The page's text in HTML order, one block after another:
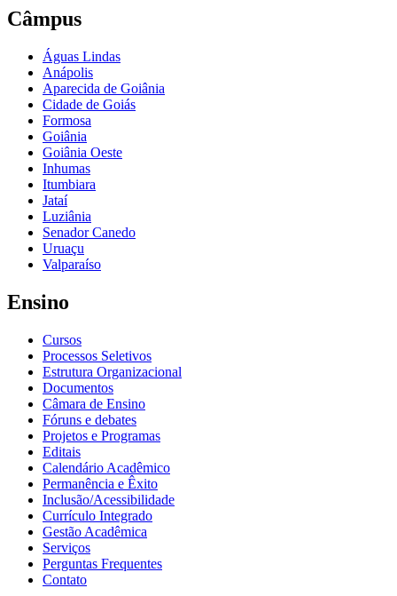
Câmpus
Águas Lindas
Anápolis
Aparecida de Goiânia
Cidade de Goiás
Formosa
Goiânia
Goiânia Oeste
Inhumas
Itumbiara
Jataí
Luziânia
Senador Canedo
Uruaçu
Valparaíso
Ensino
Cursos
Processos Seletivos
Estrutura Organizacional
Documentos
Câmara de Ensino
Fóruns e debates
Projetos e Programas
Editais
Calendário Acadêmico
Permanência e Êxito
Inclusão/Acessibilidade
Currículo Integrado
Gestão Acadêmica
Serviços
Perguntas Frequentes
Contato